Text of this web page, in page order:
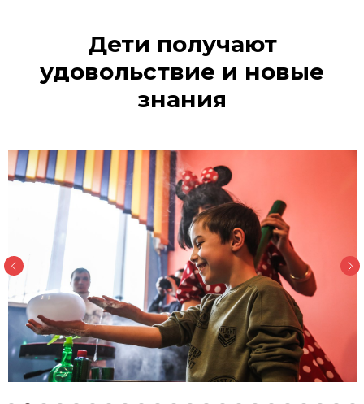
Дети получают
удовольствие и новые
знания